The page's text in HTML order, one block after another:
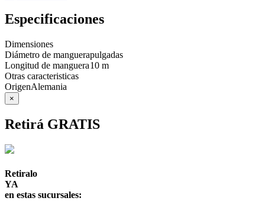
Especificaciones
Dimensiones
Diámetro de manguerapulgadas
Longitud de manguera10 m
Otras caracteristicas
OrigenAlemania
×
Retirá GRATIS
Retiralo
YA
en estas sucursales: